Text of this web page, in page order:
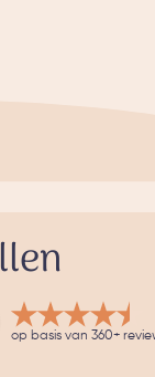
op basis van 360+